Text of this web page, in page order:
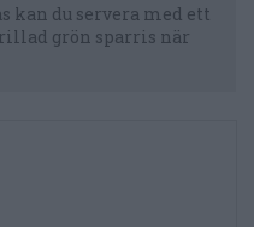
kan du servera med ett
grön sparris när